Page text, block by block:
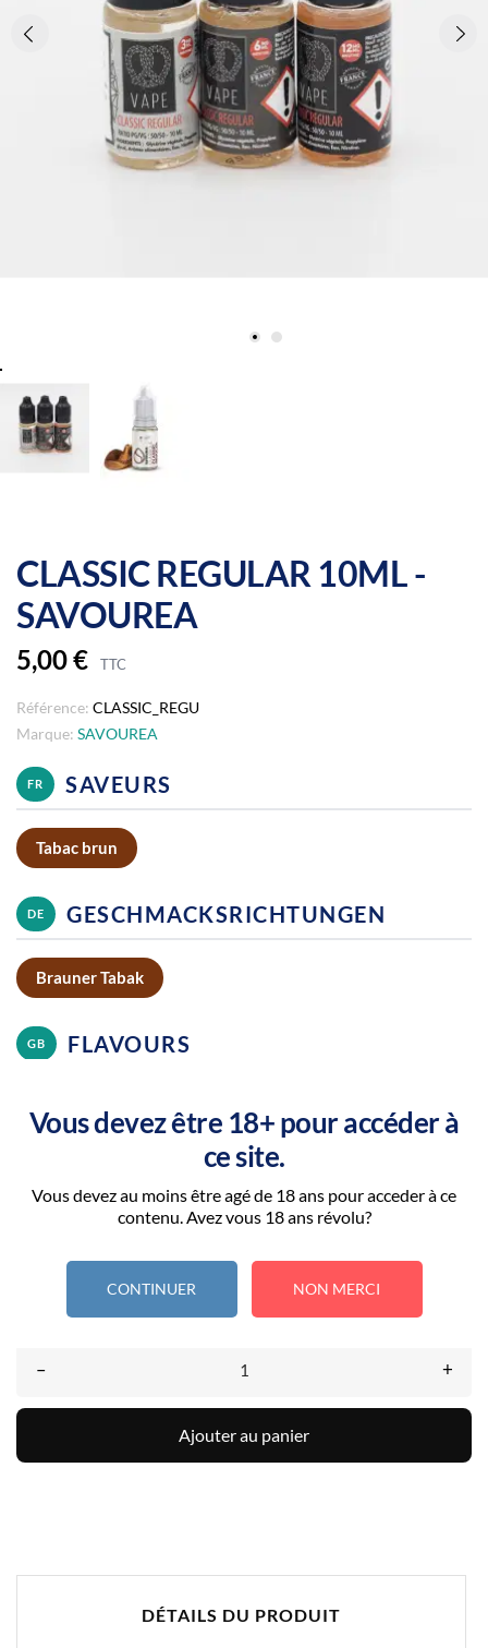
Vous devez être 18+ pour accéder à
ce site.
Vous devez au moins être agé de 18 ans pour acceder à ce
contenu. Avez vous 18 ans révolu?
CONTINUER NON MERCI
CLASSIC REGULAR 10ML -
SAVOUREA
5,00 € TTC
Référence: CLASSIC_REGU
Marque: SAVOUREA
FR SAVEURS
Tabac brun
DE GESCHMACKSRICHTUNGEN
Brauner Tabak
GB FLAVOURS
Brown tobacco
dépendance à la nicotine. Ne vapotez pas si vous ne fumez pas.”
– +
Ajouter au panier
DÉTAILS DU PRODUIT